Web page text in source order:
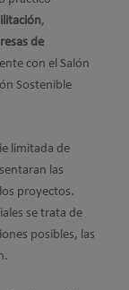
,
de
con el Salón
Sostenible
limitada de
las
proyectos.
se trata de
posibles, las